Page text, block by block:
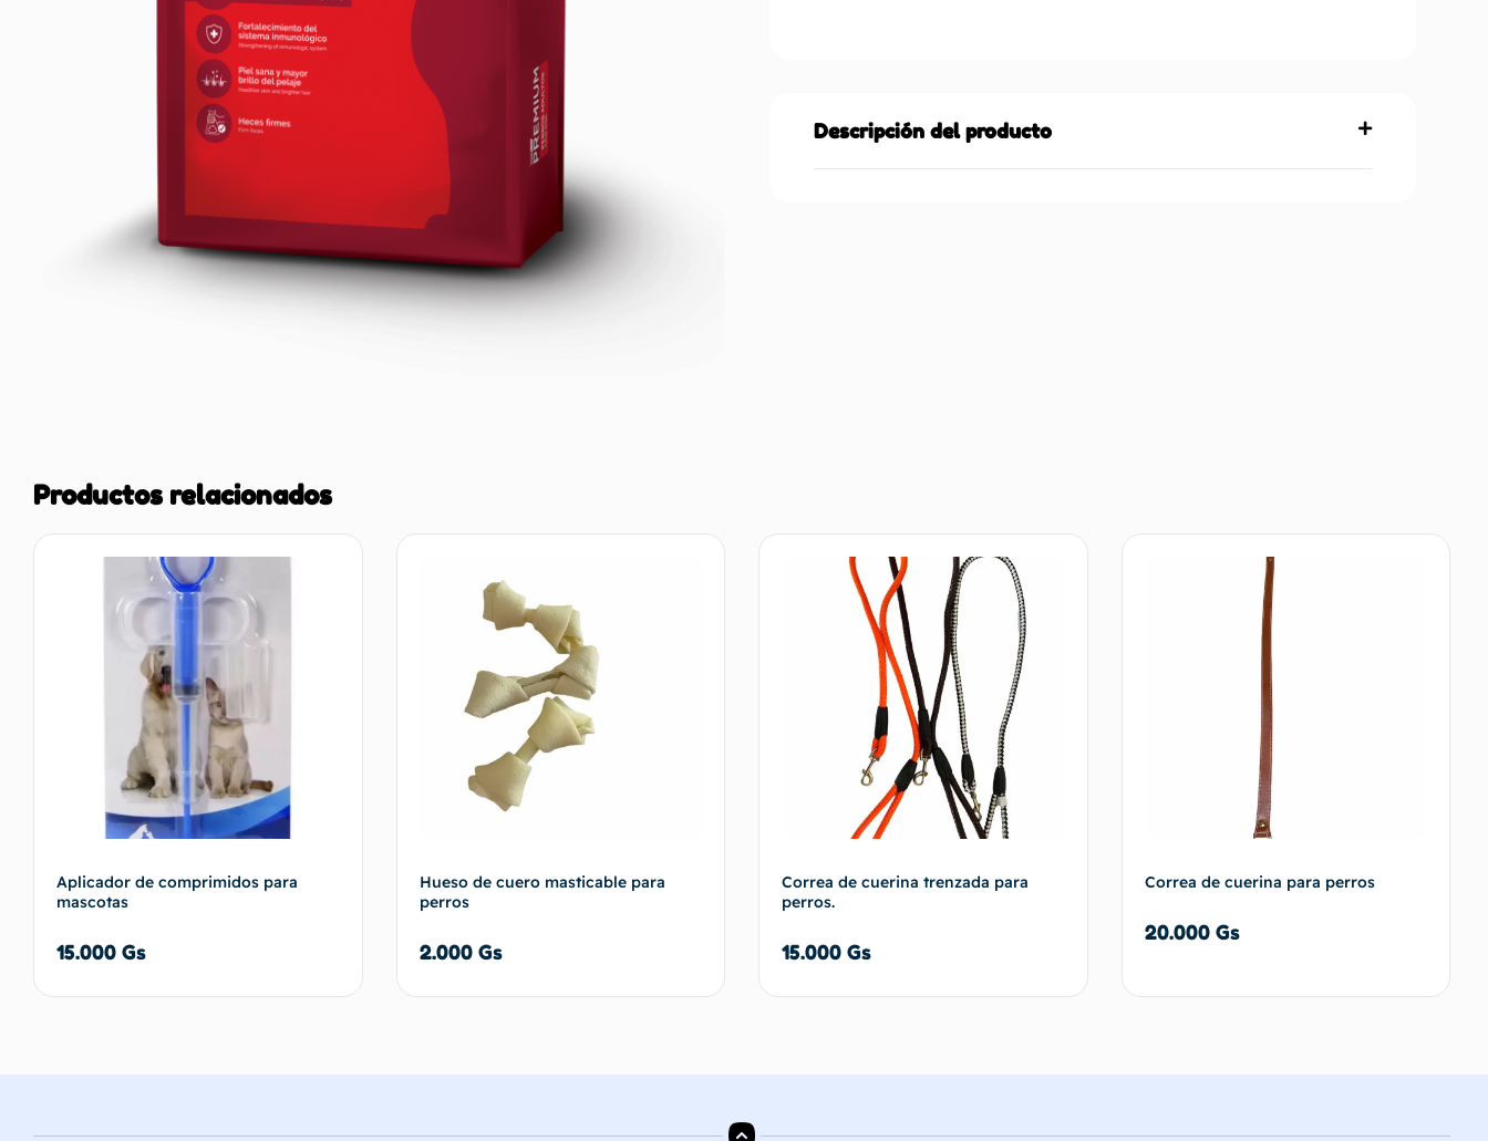
Descripción del producto
Productos relacionados
Aplicador de comprimidos para
mascotas
15.000 Gs
Hueso de cuero masticable para
perros
2.000 Gs
Correa de cuerina trenzada para
perros.
15.000 Gs
Correa de cuerina para perros
20.000 Gs